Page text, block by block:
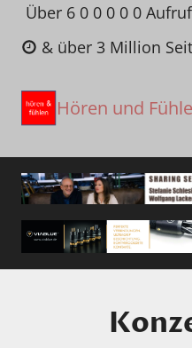
Zum
Inhalt
springen
Über 6 0 0 0 0 0
& über 3 Million
Hören und